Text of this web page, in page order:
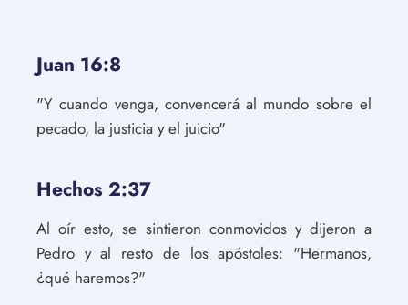
Juan 16:8
"Y cuando venga, convencerá al mundo sobre el
pecado, la justicia y el juicio"
Hechos 2:37
Al oír esto, se sintieron conmovidos y dijeron a
Pedro y al resto de los apóstoles: "Hermanos,
¿qué haremos?"